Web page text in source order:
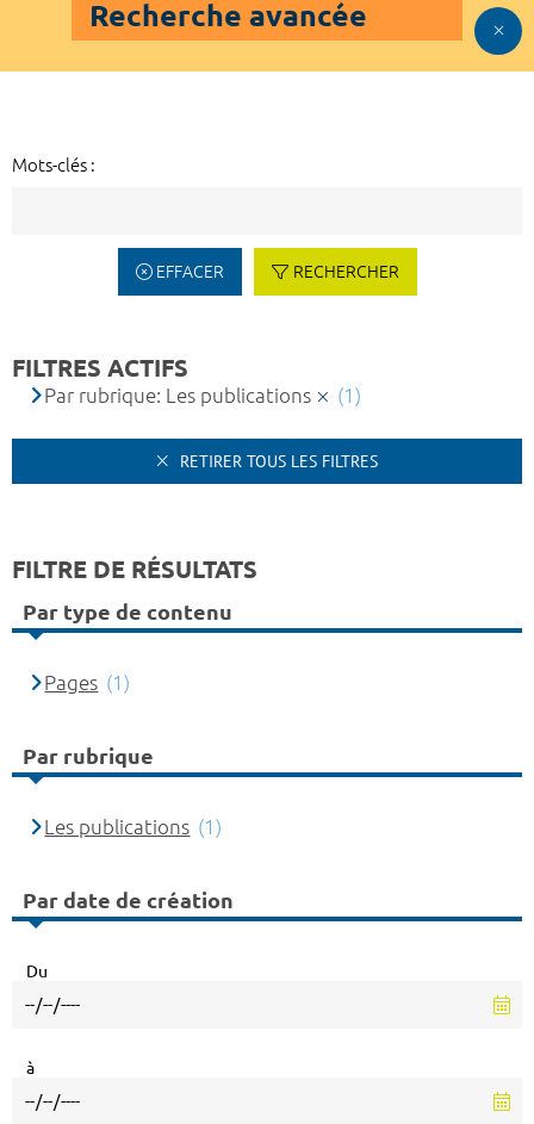
Recherche avancée
Mots-clés :
EFFACER RECHERCHER
FILTRES ACTIFS
Par rubrique: Les publications (1)
RETIRER TOUS LES FILTRES
FILTRE DE RÉSULTATS
Par type de contenu
Pages (1)
Par rubrique
Les publications (1)
Par date de création
Du
à